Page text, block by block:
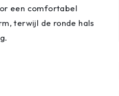
een comfortabel
terwijl de ronde hals